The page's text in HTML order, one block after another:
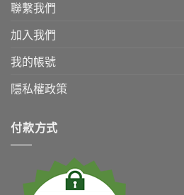
聯繫我們
加入我們
我的帳號
隱私權政策
付款方式